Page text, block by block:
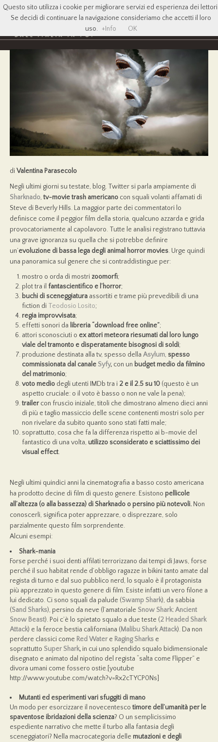
di Valentina Parasecolo
Negli ultimi giorni su testate, blog, Twitter si parla ampiamente di
Sharknado,tv-movie trash americano con squali volanti affamati di
Steve di Beverly Hills. La maggior parte dei commentatori lo
definisce come il peggior film della storia, qualcuno azzarda e grida
provocatoriamente al capolavoro. Tutte le analisi registrano tuttavia
una grave ignoranza su quella che si potrebbe definire
un’evoluzione di bassa lega degli animal horror movies. Urge quindi
una panoramica sul genere che si contraddistingue per:
mostro o orda di mostri zoomorfi;
plot tra il fantascientifico e l’horror;
buchi di sceneggiatura assortiti e trame più prevedibili di una
fiction di Teodosio Losito;
regia improvvisata;
effetti sonori da libreria “download free online”;
attori sconosciuti o ex attori meteora riesumati dal loro lungo
viale del tramonto e disperatamente bisognosi di soldi;
produzione destinata alla tv, spesso della Asylum, spesso
commissionata dal canale Syfy, con un budget medio da filmino
del matrimonio;
voto medio degli utenti IMDb tra i 2 e il 2.5 su 10 (questo è un
aspetto cruciale: o il voto è basso o non ne vale la pena);
trailer con fruscìo iniziale, titoli che dimostrano almeno dieci anni
di più e taglio massiccio delle scene contenenti mostri solo per
non rivelare da subito quanto sono stati fatti male;
soprattutto, cosa che fa la differenza rispetto ai b-movie del
fantastico di una volta, utilizzo sconsiderato e sciattissimo dei
visual effect.
Negli ultimi quindici anni la cinematografia a basso costo americana
ha prodotto decine di film di questo genere. Esistono pellicole
all’altezza (o alla bassezza) di Sharknado o persino più notevoli. Non
conoscerli, significa poter apprezzare, o disprezzare, solo
parzialmente questo film sorprendente.
Alcuni esempi:
Shark-mania
Forse perché i suoi denti affilati terrorizzano dai tempi di Jaws, forse
perché il suo habitat rende d’obbligo ragazze in bikini tanto amate dal
regista di turno e dal suo pubblico nerd, lo squalo è il protagonista
più apprezzato in questo genere di film. Esiste infatti un vero filone a
lui dedicato. Ci sono squali da palude (Swamp Shark), da sabbia
(Sand Sharks), persino da neve (l’amatoriale Snow Shark: Ancient
Snow Beast). Poi c’è lo spietato squalo a due teste (2 Headed Shark
Attack) e la feroce bestia californiana (Malibu Shark Attack). Da non
perdere classici come Red Water e Raging Sharks e
soprattutto Super Shark, in cui uno splendido squalo bidimensionale
disegnato e animato dal nipotino del regista “salta come Flipper” e
divora umani come fossero ostie.[youtube
http://www.youtube.com/watch?v=Rx2cTYCP0Ns]
Mutanti ed esperimenti vari sfuggiti di mano
Un modo per esorcizzare il novecentescotimore dell’umanità per le
spaventose ibridazioni della scienza? O un semplicissimo
espediente narrativo che mette il turbo alla fantasia degli
sceneggiatori? Nella macrocategoria delle mutazioni e degli
Questo sito utilizza i cookie per migliorare servizi ed esperienza dei
Se decidi di continuare la navigazione consideriamo che accetti il loro
uso. +Info OK